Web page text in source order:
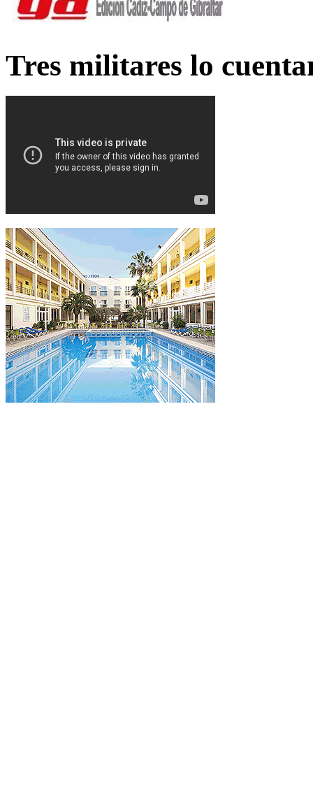
Tres militares lo